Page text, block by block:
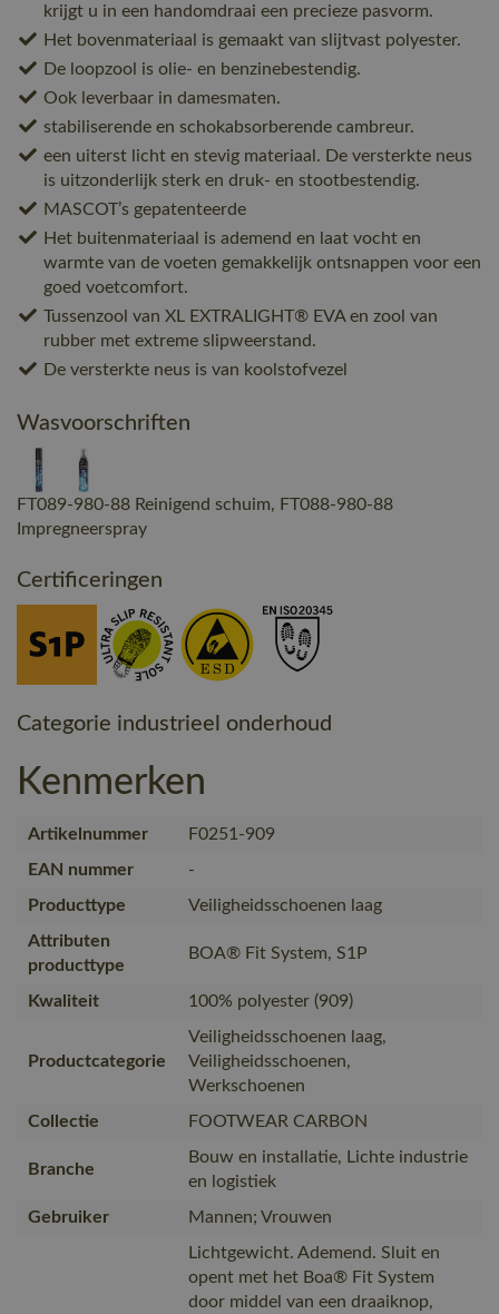
krijgt u in een handomdraai een precieze pasvorm.
Het bovenmateriaal is gemaakt van slijtvast polyester.
De loopzool is olie- en benzinebestendig.
Ook leverbaar in damesmaten.
stabiliserende en schokabsorberende cambreur.
een uiterst licht en stevig materiaal. De versterkte neus
is uitzonderlijk sterk en druk- en stootbestendig.
MASCOT’s gepatenteerde
Het buitenmateriaal is ademend en laat vocht en
warmte van de voeten gemakkelijk ontsnappen voor een
goed voetcomfort.
Tussenzool van XL EXTRALIGHT® EVA en zool van
rubber met extreme slipweerstand.
De versterkte neus is van koolstofvezel
Wasvoorschriften
FT089-980-88 Reinigend schuim, FT088-980-88
Impregneerspray
Certificeringen
Categorie industrieel onderhoud
Kenmerken
Artikelnummer
F0251-909
EAN nummer
-
Producttype
Veiligheidsschoenen laag
Attributen
producttype
BOA® Fit System, S1P
Kwaliteit 100% polyester (909)
Productcategorie
Veiligheidsschoenen laag,
Veiligheidsschoenen,
Werkschoenen
Collectie
FOOTWEAR CARBON
Branche
Bouw en installatie, Lichte industrie
en logistiek
Gebruiker
Mannen; Vrouwen
Lichtgewicht. Ademend. Sluit en
opent met het Boa® Fit System
door middel van een draaiknop,